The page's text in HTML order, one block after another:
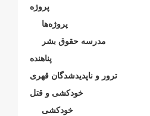
پروژە
پروژەها
مدرسە حقوق بشر
پناهنده
ترور و ناپدیدشدگان قهری
خودکشی و قتل
خودکشی